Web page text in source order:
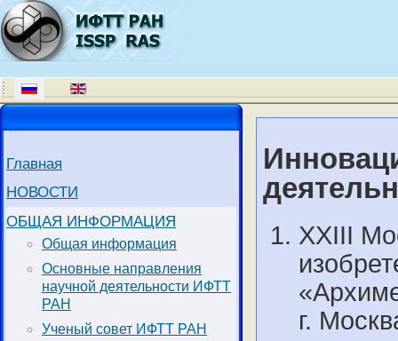
Главная
НОВОСТИ
ОБЩАЯ ИНФОРМАЦИЯ
Общая информация
Основные направления
научной деятельности ИФТТ
РАН
Ученый совет ИФТТ РАН
XXIII
г.